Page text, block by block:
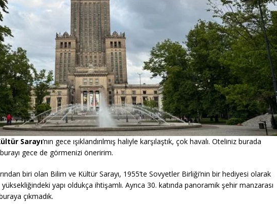
Sarayı‘nın gece ışıklandırılmış haliyle karşılaştık, çok havalı. Oteliniz burada
gece de görmenizi öneririm.
biri olan Bilim ve Kültür Sarayı, 1955’te Sovyetler Birliği’nin bir hediyesi olarak
yapı oldukça ihtişamlı. Ayrıca 30. katında panoramik şehir manzarası
çıkmadık.